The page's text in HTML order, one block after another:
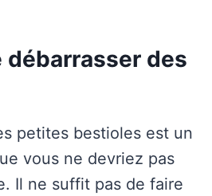
débarrasser des
petites bestioles est un
vous ne devriez pas
Il ne suffit pas de faire